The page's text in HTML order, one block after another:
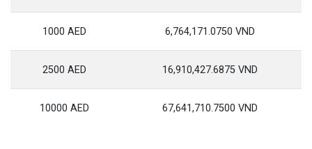
1000 AED 6,764,171.0750 VND
2500 AED 16,910,427.6875 VND
10000 AED 67,641,710.7500 VND